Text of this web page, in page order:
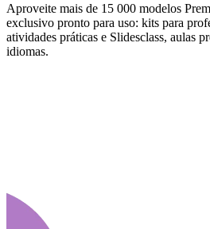
Aproveite mais de 15 000 modelos
exclusivo pronto para uso: kits para
atividades práticas e Slidesclass, aulas
idiomas.